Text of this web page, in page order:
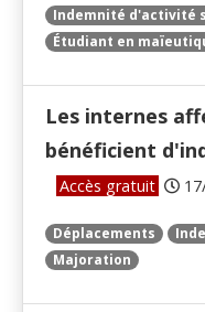
Indemnité d'activité
Étudiant en
Les internes
bénéficient
Accès gratuit
Déplacements
Majoration